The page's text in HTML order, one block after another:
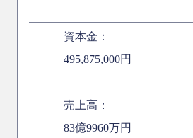
資本金：
495,875,000円
売上高：
83億9960万円